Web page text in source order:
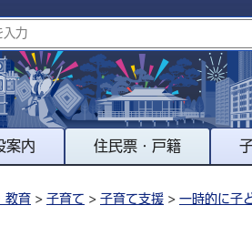
案内 住民票・戸籍
教育 > 子育て > 子育て支援 > 一時的に子